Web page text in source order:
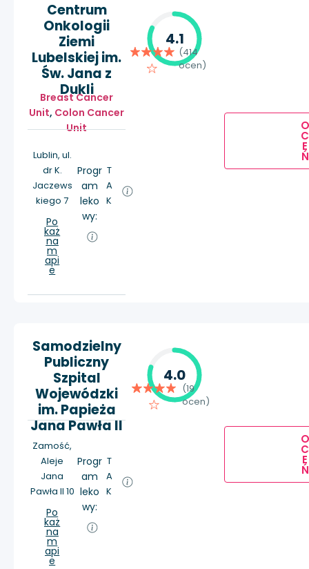
Centrum
Onkologii
Ziemi
Lubelskiej im.
Św. Jana z
Dukli
Breast Cancer
Unit, Colon Cancer
Unit
Lublin, ul.
dr K.
Jaczews
kiego 7
Po
każ
na
m
api
e
Progr
am
leko
wy:
T
A
K
4.1
(414
ocen)
O
C
E
Ń
Samodzielny
Publiczny
Szpital
Wojewódzki
im. Papieża
Jana Pawła II
Zamość,
Aleje
Jana
Pawła II 10
Po
każ
na
m
api
e
Progr
am
leko
wy:
T
A
K
4.0
(19
ocen)
O
C
E
Ń